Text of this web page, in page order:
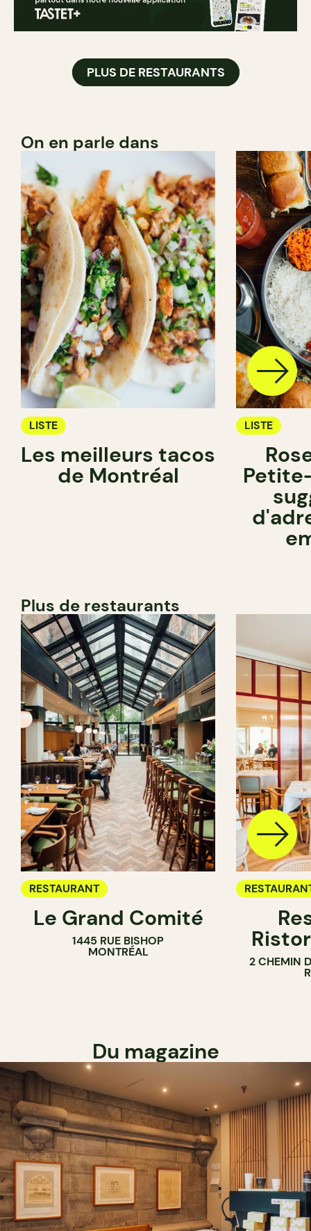
PLUS DE RESTAURANTS
On en parle dans
LISTE
Les meilleurs tacos
de Montréal
LISTE
Plus de restaurants
RESTAURANT
Le Grand Comité
1445 RUE BISHOP
MONTRÉAL
2 CHEMIN
Du magazine